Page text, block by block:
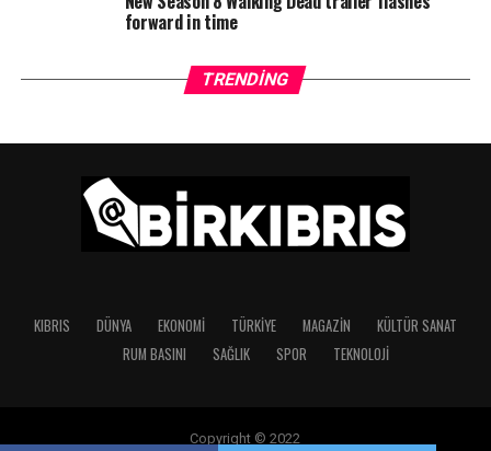
forward in time
TRENDING
KIBRIS DÜNYA EKONOMI TÜRKIYE MAGAZIN
KÜLTÜR SANAT
RUM BASINI
SAĞLIK SPOR TEKNOLOJI
Copyright © 2022